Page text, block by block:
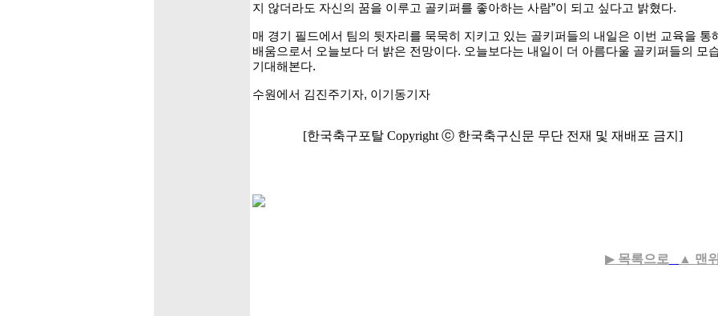
지 않더라도 자신의 꿈을 이루고 골키퍼를 좋아하는 사람”이 되고 싶다고 밝혔다.
매 경기 필드에서 팀의 뒷자리를 묵묵히 지키고 있는 골키퍼들의 내일은 이번 교육을 통
배움으로서 오늘보다 더 밝은 전망이다. 오늘보다는 내일이 더 아름다울 골키퍼들의 모
기대해본다.
수원에서 김진주기자, 이기동기자
[한국축구포탈 Copyright ⓒ 한국축구신문 무단 전재 및 재배포 금지]
▶ 목록으로 ▲ 맨